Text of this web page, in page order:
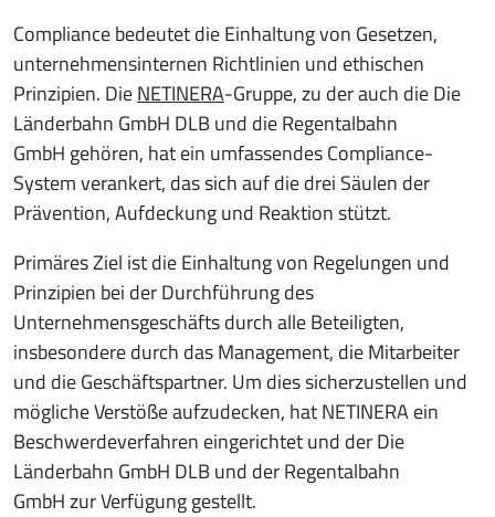
Compliance bedeutet die Einhaltung von Gesetzen,
unternehmensinternen Richtlinien und ethischen
Prinzipien. DieNETINERA-Gruppe, zu der auch die Die
Länderbahn GmbH DLB und die Regentalbahn
GmbH gehören, hat ein umfassendes Compliance-
System verankert, das sich auf die drei Säulen der
Prävention, Aufdeckung und Reaktion stützt.
Primäres Ziel ist die Einhaltung von Regelungen und
Prinzipien bei der Durchführung des
Unternehmensgeschäfts durch alle Beteiligten,
insbesondere durch das Management, die Mitarbeiter
und die Geschäftspartner. Um dies sicherzustellen und
mögliche Verstöße aufzudecken, hat NETINERA ein
Beschwerdeverfahren eingerichtet und der Die
Länderbahn GmbH DLB und der Regentalbahn
GmbH zur Verfügung gestellt.